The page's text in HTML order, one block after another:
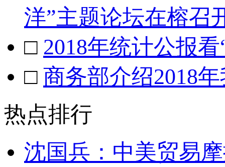
洋”主题论坛在榕召
□ 2018年统计公报
□ 商务部介绍2018
热点排行
沈国兵：中美贸易